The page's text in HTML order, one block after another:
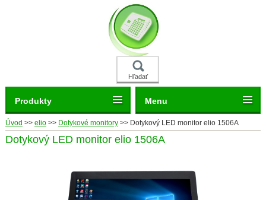
Hľadať
Úvod >> elio >> Dotykové monitory >> Dotykový LED monitor elio 1506A
Dotykový LED monitor elio 1506A
Produkty Menu